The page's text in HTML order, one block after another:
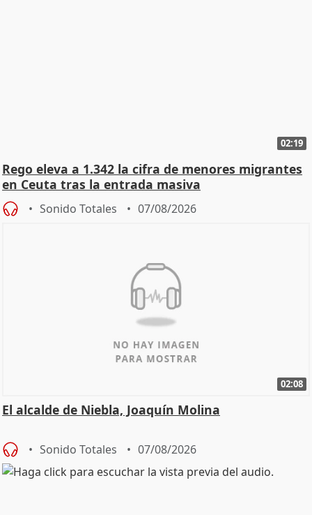
02:19
Rego eleva a 1.342 la cifra de menores migrantes
en Ceuta tras la entrada masiva
Sonido Totales 07/08/2026
02:08
El alcalde de Niebla, Joaquín Molina
Sonido Totales 07/08/2026